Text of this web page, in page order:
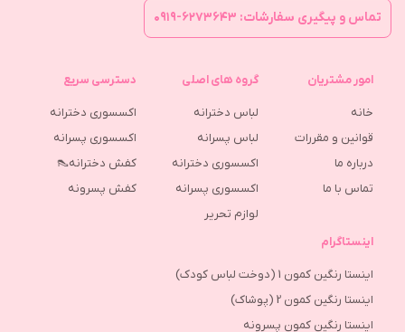
تماس و پیگیری سفارشات: ۶۲۷۳۶۴۳-۰۹۱۹
امور مشتریان
خانه
قوانین و مقررات
درباره ما
تماس با ما
گروه های اصلی
لباس دخترانه
لباس پسرانه
اکسسوری دخترانه
اکسسوری پسرانه
لوازم تحریر
دسترسی سریع
اکسسوری دخترانه
اکسسوری پسرانه
کفش دخترانه👠
كفش پسرونه
اینستاگرام
اینستا رنگین کمون 1 (دوخت لباس کودک)
اینستا رنگین کمون 2 (پوشاک)
اینستا رنگین کمون پسرونه